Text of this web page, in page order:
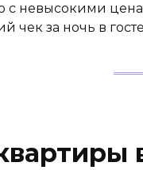
с невысокими
чек за ночь в